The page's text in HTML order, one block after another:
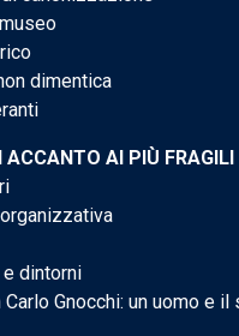
dimentica
ACCANTO AI PIÙ FRAGILI
dintorni
Gnocchi: un uomo e il